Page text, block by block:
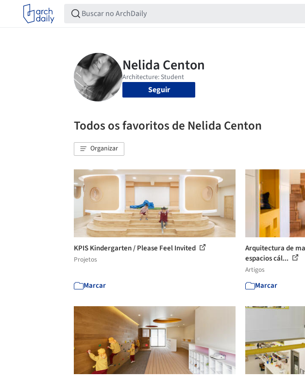
Seguir
Todos os favoritos de Nelida Centon
Organizar
KPIS Kindergarten / Please Feel Invited
Projetos
Marcar
Arquitectura de
espacios cál...
Artigos
Marcar